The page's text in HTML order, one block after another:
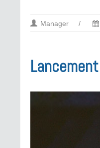
Manager /